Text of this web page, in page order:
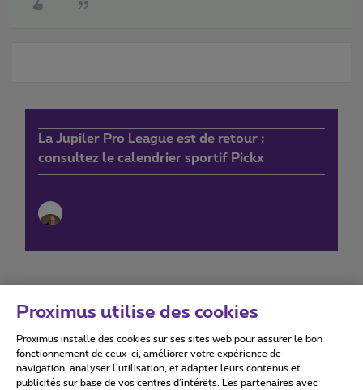
La Jupiler Pro League est de retour :
consultez le calendrier sportif Pickx
Conditions d'utilisation Accessibility statement
Proximus utilise des cookies
Proximus installe des cookies sur ses sites web pour assurer le bon
fonctionnement de ceux-ci, améliorer votre expérience de
navigation, analyser l’utilisation, et adapter leurs contenus et
publicités sur base de vos centres d’intérêts. Les partenaires avec